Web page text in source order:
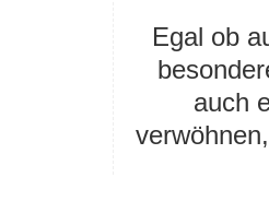
Egal ob
auch